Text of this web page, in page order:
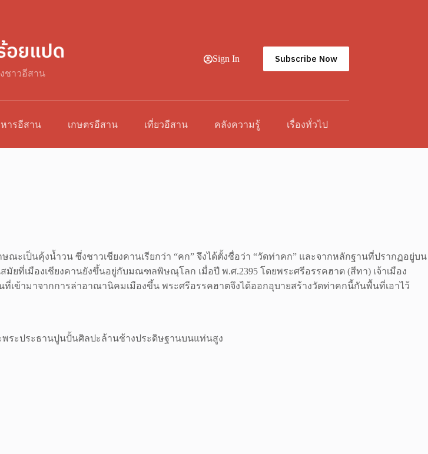
ชาวอีสาน
Sign In Subscribe Now
ารอีสาน เกษตรอีสาน เที่ยวอีสาน คลังความรู้ เรื่องทั่วไป
ะเป็นคุ้งน้ำวน ซึ่งชาวเชียงคานเรียกว่า “คก” จึงได้ตั้งชื่อว่า “วัดท่าคก” และจากหลักฐานที่ปรากฏอยู่บน
ยที่เมืองเชียงคานยังขึ้นอยู่กับมณฑลพิษณุโลก เมื่อปี พ.ศ.2395 โดยพระศรีอรรคฮาต (สีทา) เจ้าเมือง
ข้ามาจากการล่าอาณานิคมเมืองขึ้น พระศรีอรรคฮาตจึงได้ออกอุบายสร้างวัดท่าคกนี้กันพื้นที่เอาไว้
ระประธานปูนปั้นศิลปะล้านช้างประดิษฐานบนแท่นสูง